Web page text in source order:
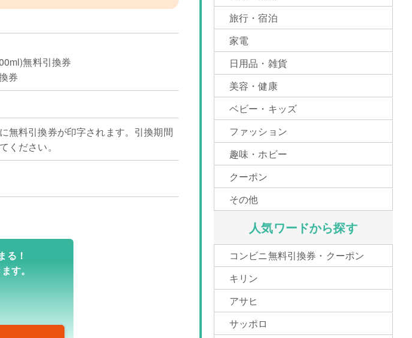
無料引換券
券
無料引換券が印字されます。引換期間
ください。
る！
す。
旅行・宿泊
家電
日用品・雑貨
美容・健康
ベビー・キッズ
ファッション
趣味・ホビー
クーポン
その他
人気ワードから探す
コンビニ無料引換券・クーポン
キリン
アサヒ
サッポロ